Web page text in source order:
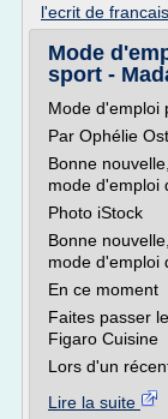
l'ecrit de francais
Mode
sport -
Mode d'emploi
Par Ophélie
Bonne
mode d'emploi
Photo iStock
Bonne
mode d'emploi
En ce moment
Faites passer
Figaro Cuisine
Lors d'un
Lire la suite